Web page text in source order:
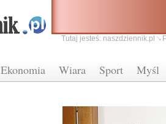
Ekonomia Wiara Sport Myśl
Tutaj jesteś: naszdziennik.pl